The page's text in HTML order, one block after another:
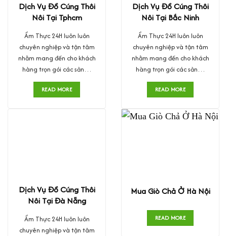
Dịch Vụ Đồ Cúng Thôi
Nôi Tại Tphcm
Ẩm Thực 24H luôn luôn
chuyên nghiệp và tận tâm
nhằm mang đến cho khách
hàng trọn gói các sản…
READ MORE
Dịch Vụ Đồ Cúng Thôi
Nôi Tại Bắc Ninh
Ẩm Thực 24H luôn luôn
chuyên nghiệp và tận tâm
nhằm mang đến cho khách
hàng trọn gói các sản…
READ MORE
Dịch Vụ Đồ Cúng Thôi
Nôi Tại Đà Nẵng
Ẩm Thực 24H luôn luôn
chuyên nghiệp và tận tâm
Mua Giò Chả Ở Hà Nội
READ MORE